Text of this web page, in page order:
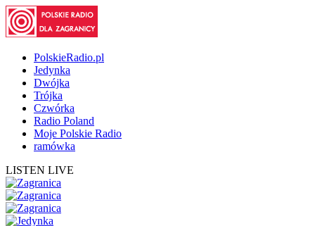
PolskieRadio.pl
Jedynka
Dwójka
Trójka
Czwórka
Radio Poland
Moje Polskie Radio
ramówka
LISTEN LIVE